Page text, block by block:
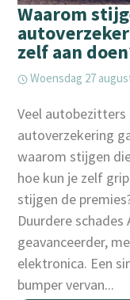
Waarom
zelf aan
Woensdag 27
Veel autobezitters
autoverzekering
waarom stijgen
hoe kun je zelf
stijgen de
Duurdere
geavanceerder,
elektronica. Een
bumper vervan...